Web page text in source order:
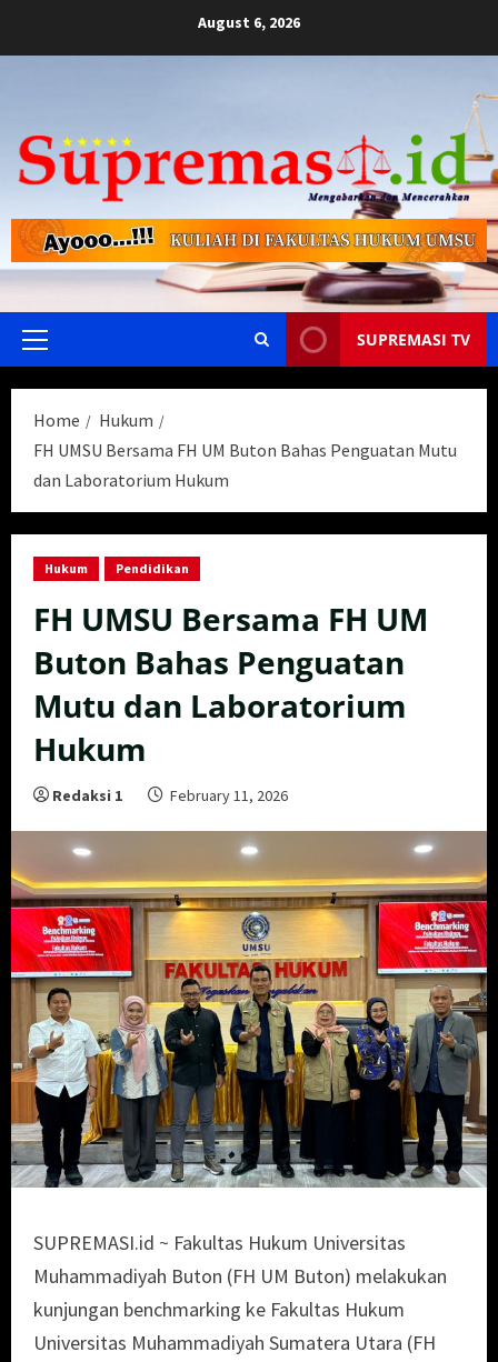
August 6, 2026
Primary
SUPREMASI TV
Home
Hukum
FH UMSU Bersama FH UM Buton Bahas Penguatan Mutu
dan Laboratorium Hukum
Hukum Pendidikan
FH UMSU Bersama FH UM
Buton Bahas Penguatan
Mutu dan Laboratorium
Hukum
Redaksi 1 February 11, 2026
SUPREMASI.id ~ Fakultas Hukum Universitas
Muhammadiyah Buton (FH UM Buton) melakukan
kunjungan benchmarking ke Fakultas Hukum
Universitas Muhammadiyah Sumatera Utara (FH